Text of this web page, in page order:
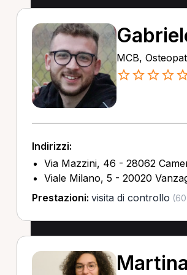
MCB,
Indirizzi:
Via Mazzini, 46 - 28062
Viale Milano, 5 - 20020
Prestazioni: visita di controllo